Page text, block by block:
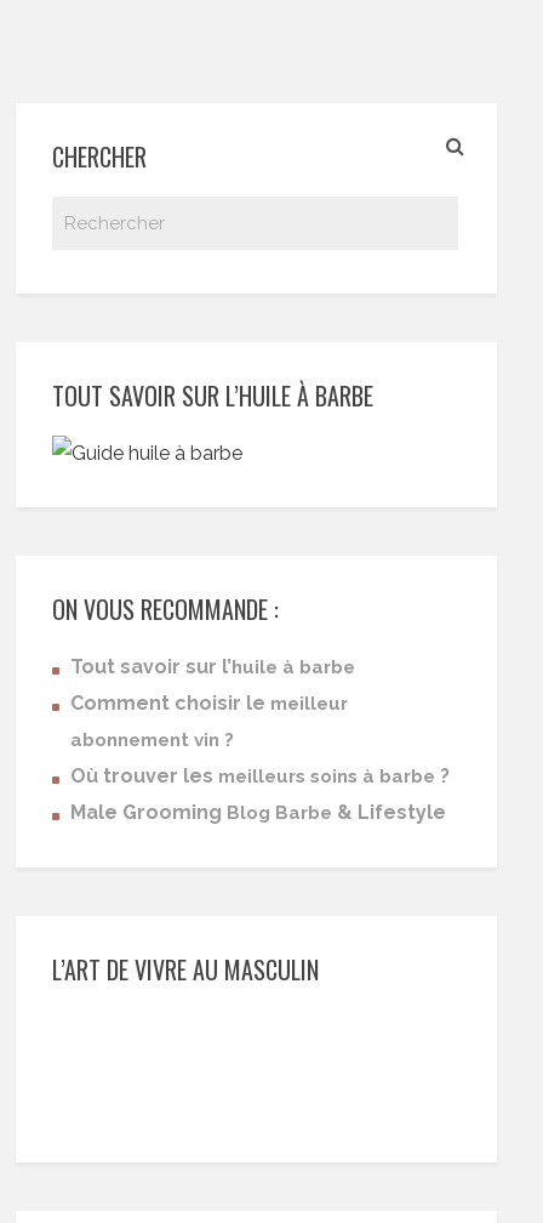
CHERCHER
TOUT SAVOIR SUR L’HUILE À BARBE
ON VOUS RECOMMANDE :
Tout savoir sur l’huile à barbe
Comment choisir le meilleur
abonnement vin ?
Où trouver les meilleurs soins à barbe ?
Male Grooming Blog Barbe & Lifestyle
L’ART DE VIVRE AU MASCULIN